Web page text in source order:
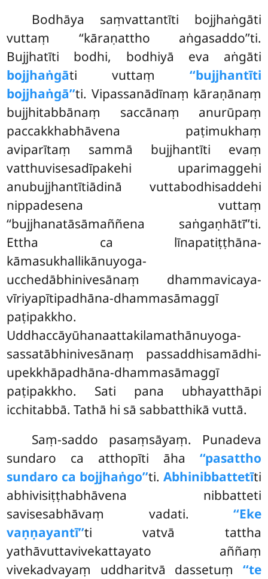
Bodhāya saṃvattantīti bojjhaṅgāti
vuttaṃ ‘‘kāraṇattho aṅgasaddo’’ti.
Bujjhatīti bodhi, bodhiyā eva aṅgāti
bojjhaṅgāti vuttaṃ ‘‘bujjhantīti
bojjhaṅgā’’ti. Vipassanādīnaṃ kāraṇānaṃ
bujjhitabbānaṃ saccānaṃ anurūpaṃ
paccakkhabhāvena paṭimukhaṃ
aviparītaṃ sammā bujjhantīti evaṃ
vatthuvisesadīpakehi uparimaggehi
anubujjhantītiādinā vuttabodhisaddehi
nippadesena vuttaṃ
‘‘bujjhanatāsāmaññena saṅgaṇhātī’’ti.
Ettha ca līnapatiṭṭhāna-
kāmasukhallikānuyoga-
ucchedābhinivesānaṃ dhammavicaya-
vīriyapītipadhāna-dhammasāmaggī
paṭipakkho.
Uddhaccāyūhanaattakilamathānuyoga-
sassatābhinivesānaṃ passaddhisamādhi-
upekkhāpadhāna-dhammasāmaggī
paṭipakkho. Sati pana ubhayatthāpi
icchitabbā. Tathā hi sā sabbatthikā vuttā.
Saṃ-saddo pasaṃsāyaṃ. Punadeva
sundaro ca atthopīti āha ‘‘pasattho
sundaro ca bojjhaṅgo’’ti. Abhinibbattetīti
abhivisiṭṭhabhāvena nibbatteti
savisesabhāvaṃ vadati. ‘‘Eke
vaṇṇayantī’’ti vatvā tattha
yathāvuttavivekattayato aññaṃ
vivekadvayaṃ uddharitvā dassetuṃ ‘‘te